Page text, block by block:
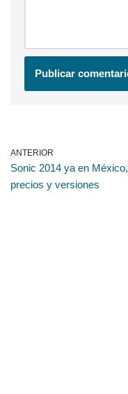
ANTERIOR
Sonic 2014 ya en México,
precios y versiones